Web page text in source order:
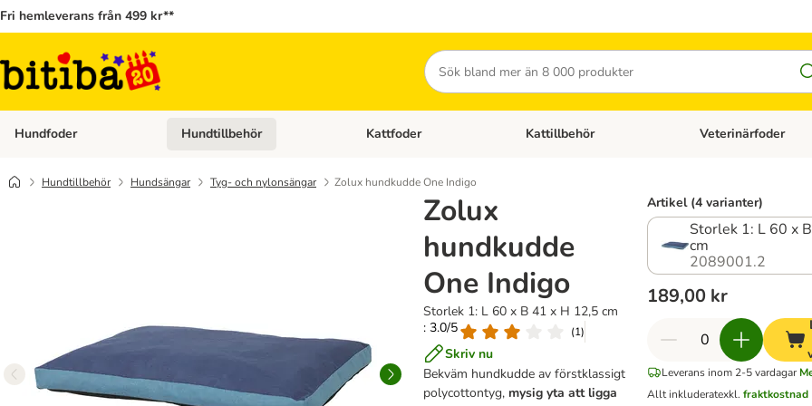
Fri hemleverans från 499 kr**
Sök
Hundfoder Open category menu: Hundfoder
Hundtillbehör Open category menu: Hundtillbehör
Kattfoder Open category menu: Kattfoder
Kattillbehör Open category menu:
Veterinärfoder
Hundtillbehör Hundsängar Tyg- och nylonsängar Zolux hundkudde One Indigo
Zolux
hundkudde
One Indigo
Storlek 1: L 60 x B 41 x H 12,5 cm
: 3.0/5
(1)
Skriv nu
Bekväm hundkudde av förstklassigt
polycottontyg, mysig yta att ligga
Artikel (4 varianter)
Storlek 1: L 60 x
cm
2089001.2
189,00 kr
Leverans inom 2-5 vardagar
Allt inkluderatexkl.fraktkostnad